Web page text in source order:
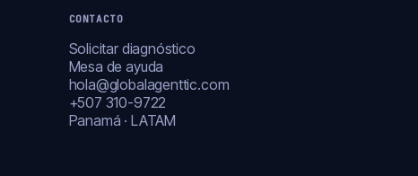
CONTACTO
Solicitar diagnóstico
Mesa de ayuda
hola@globalagenttic.com
+507 310-9722
Panamá · LATAM